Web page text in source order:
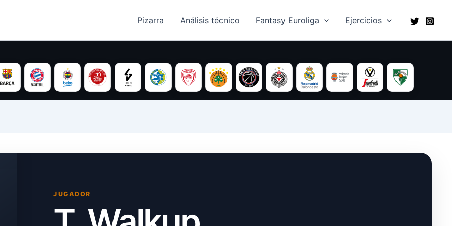
Pizarra Análisis técnico​ Fantasy Euroliga Ejercicios
JUGADOR